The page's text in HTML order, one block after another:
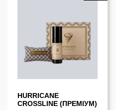
HURRICANE
CROSSLINE (ПРЕМІУМ)